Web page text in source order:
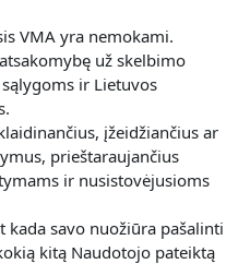
VMA yra nemokami.
už skelbimo
ir Lietuvos
įžeidžiančius ar
prieštaraujančius
ir nusistovėjusioms
kada savo nuožiūra pašalinti
kitą Naudotojo pateiktą